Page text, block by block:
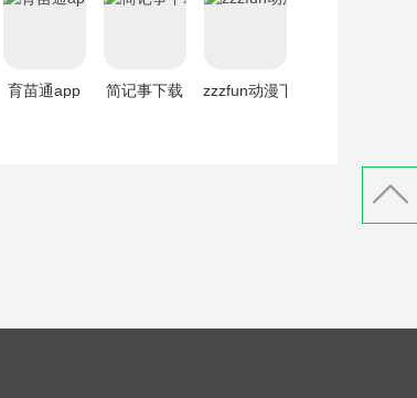
版
育苗通app 简记事下载 zzzfun动漫下载